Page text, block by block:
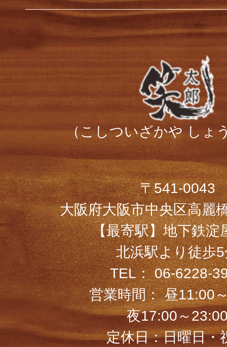
（こしついざかや しょ
〒541-0043
大阪府大阪市中央区高麗
【最寄駅】地下鉄淀
北浜駅より徒歩
TEL：06-6228-
営業時間： 昼11:00
夜17:00～
定休日：日曜日・